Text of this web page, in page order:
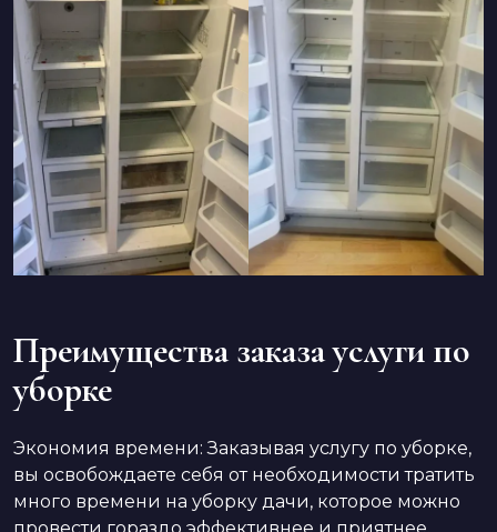
Преимущества заказа услуги по
уборке
Экономия времени: Заказывая услугу по уборке,
вы освобождаете себя от необходимости тратить
много времени на уборку дачи, которое можно